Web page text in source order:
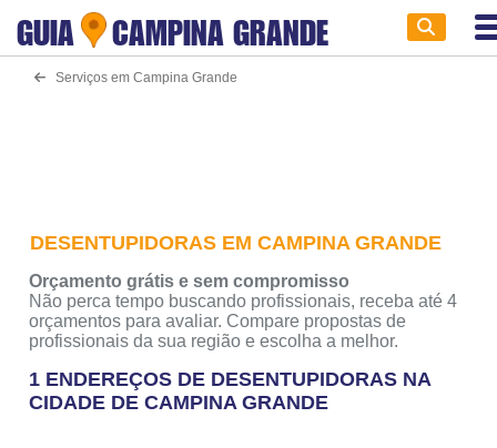
GUIA CAMPINA GRANDE
Serviços em Campina Grande
DESENTUPIDORAS EM CAMPINA GRANDE
Orçamento grátis e sem compromisso
Não perca tempo buscando profissionais, receba até 4
orçamentos para avaliar. Compare propostas de
profissionais da sua região e escolha a melhor.
1 ENDEREÇOS DE DESENTUPIDORAS NA
CIDADE DE CAMPINA GRANDE